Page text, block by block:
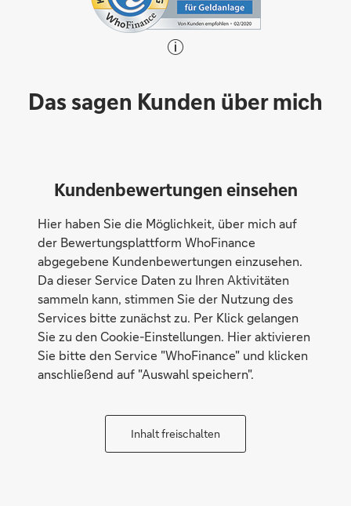
Das sagen Kunden über mich
Kundenbewertungen einsehen
Hier haben Sie die Möglichkeit, über mich auf
der Bewertungsplattform WhoFinance
abgegebene Kundenbewertungen einzusehen.
Da dieser Service Daten zu Ihren Aktivitäten
sammeln kann, stimmen Sie der Nutzung des
Services bitte zunächst zu. Per Klick gelangen
Sie zu den Cookie-Einstellungen. Hier aktivieren
Sie bitte den Service "WhoFinance" und klicken
anschließend auf "Auswahl speichern".
Inhalt freischalten